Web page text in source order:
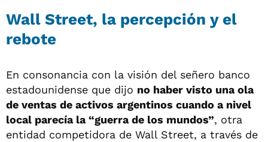
Wall Street, la percepción y el
rebote
En consonancia con la visión del señero banco
estadounidense que dijo no haber visto una ola
de ventas de activos argentinos cuando a nivel
local parecía la “guerra de los mundos”, otra
entidad competidora de Wall Street, a través de